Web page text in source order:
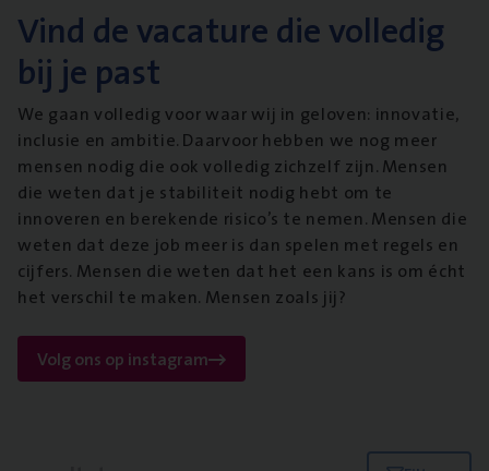
Vind de vacature die volledig
bij je past
We gaan volledig voor waar wij in geloven: innovatie,
inclusie en ambitie. Daarvoor hebben we nog meer
mensen nodig die ook volledig zichzelf zijn. Mensen
die weten dat je stabiliteit nodig hebt om te
innoveren en berekende risico’s te nemen. Mensen die
weten dat deze job meer is dan spelen met regels en
cijfers. Mensen die weten dat het een kans is om écht
het verschil te maken. Mensen zoals jij?
Volg ons op instagram